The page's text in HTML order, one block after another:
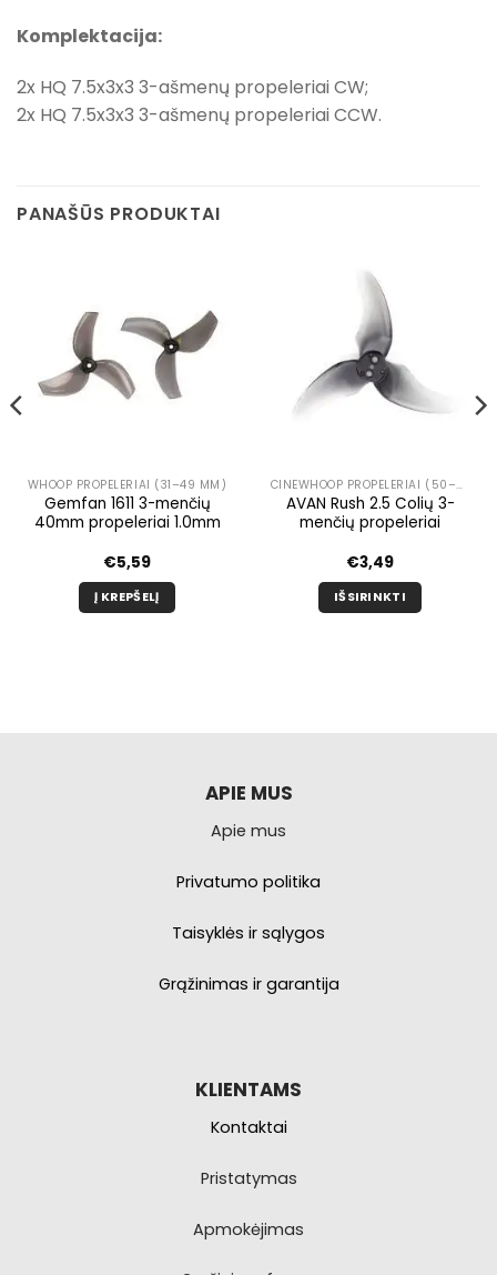
Komplektacija:
2x HQ 7.5x3x3 3-ašmenų propeleriai CW;
2x HQ 7.5x3x3 3-ašmenų propeleriai CCW.
PANAŠŪS PRODUKTAI
WHOOP PROPELERIAI (31–49 MM)
Gemfan 1611 3-menčių
40mm propeleriai 1.0mm
€5,59
Į KREPŠELĮ
CINEWHOOP PROPELERIAI (50–99 MM)
AVAN Rush 2.5 Colių 3-
menčių propeleriai
€3,49
IŠSIRINKTI
APIE MUS
Apie mus
Privatumo politika
Taisyklės ir sąlygos
Grąžinimas ir garantija
KLIENTAMS
Kontaktai
Pristatymas
Apmokėjimas